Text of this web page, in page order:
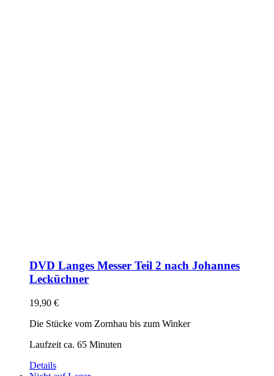
DVD Langes Messer Teil 2 nach Johannes
Lecküchner
19,90 €
Die Stücke vom Zornhau bis zum Winker
Laufzeit ca. 65 Minuten
Details